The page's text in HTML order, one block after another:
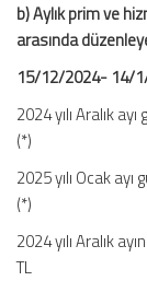
b) Aylık prim ve
arasında
15/12/2024- 14/
2024 yılı Aralık
(*)
2025 yılı Ocak
(*)
2024 yılı Aralık
TL